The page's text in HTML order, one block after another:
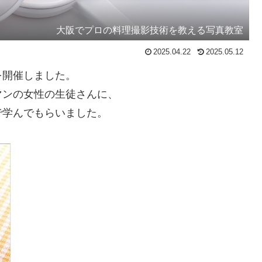
大阪でプロの料理撮影技術を教える写真教室
2025.04.22 2025.05.12
催しました。
の女性の生徒さんに、
んでもらいました。